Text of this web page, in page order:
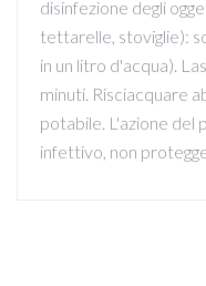
disinfezione degli
tettarelle, stoviglie):
in un litro d'acqua).
minuti. Risciacquare
potabile. L'azione del
infettivo, non